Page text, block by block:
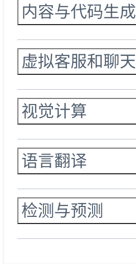
内容与代码生成
虚拟客服和聊
视觉计算
语言翻译
检测与预测